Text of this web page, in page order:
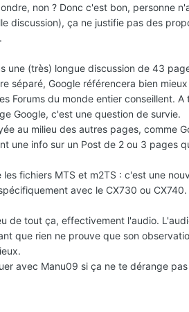
non ? Donc c'est bon, personne
discussion), ça ne justifie pas des
une (très) longue discussion de 43
séparé, Google référencera bien
Forums du monde entier conseillent. A
Google, c'est une question de survie.
au milieu des autres pages, comme
une info sur un Post de 2 ou 3 pages
fichiers MTS et m2TS : c'est une
avec le CX730 ou CX740.
de tout ça, effectivement l'audio.
que rien ne prouve que son
avec Manu09 si ça ne te dérange pas